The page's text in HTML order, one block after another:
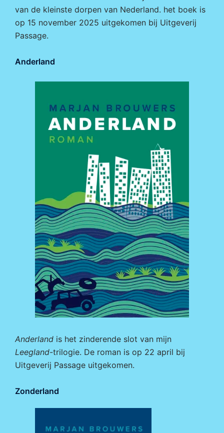
van de kleinste dorpen van Nederland. het boek is
op 15 november 2025 uitgekomen bij Uitgeverij
Passage.
Anderland
Anderland is het zinderende slot van mijn
Leegland-trilogie. De roman is op 22 april bij
Uitgeverij Passage uitgekomen.
Zonderland